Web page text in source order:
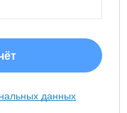
данных